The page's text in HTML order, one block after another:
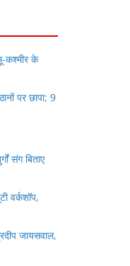
कश्मीर के
पर छापा; 9
संग बिताए
वर्कशॉप,
जायसवाल,